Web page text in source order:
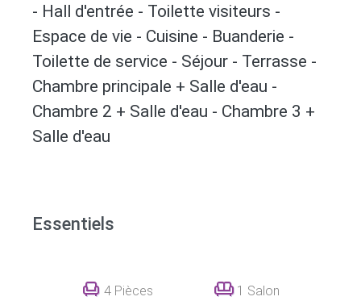
- Hall d'entrée - Toilette visiteurs -
Espace de vie - Cuisine - Buanderie -
Toilette de service - Séjour - Terrasse -
Chambre principale + Salle d'eau -
Chambre 2 + Salle d'eau - Chambre 3 +
Salle d'eau
Essentiels
4 Pièces 1 Salon